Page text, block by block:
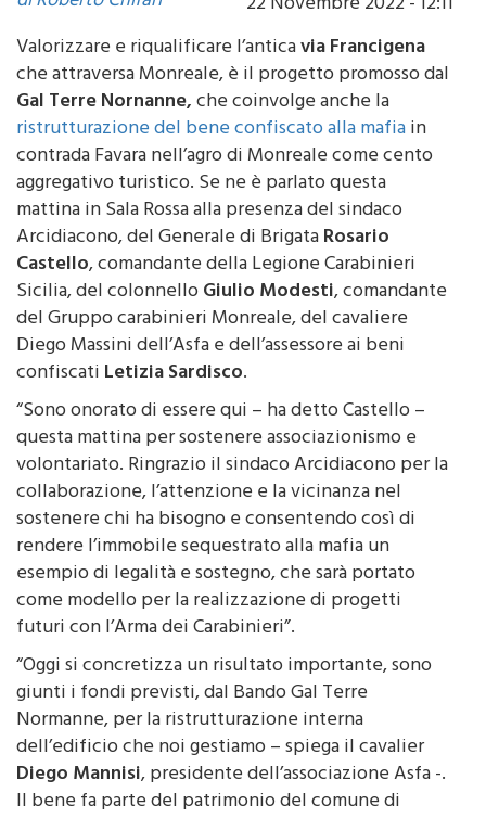
Valorizzare e riqualificare l’anticavia Francigena
che attraversa Monreale, è il progetto promosso dal
Gal Terre Nornanne,che coinvolge anche la
ristrutturazione del bene confiscato alla mafia
contrada Favara nell’agro di Monreale come cento
aggregativo turistico. Se ne è parlato questa
mattina in Sala Rossa alla presenza del sindaco
Arcidiacono, del Generale di BrigataRosario
Castello, comandante della Legione Carabinieri
Sicilia, del colonnelloGiulio Modesti, comandante
del Gruppo carabinieri Monreale, del cavaliere
Diego Massini dell’Asfa e dell’assessore ai beni
confiscatiLetizia Sardisco.
“Sono onorato di essere qui – ha detto Castello –
questa mattina per sostenere associazionismo e
volontariato. Ringrazio il sindaco Arcidiacono per la
collaborazione, l’attenzione e la vicinanza nel
sostenere chi ha bisogno e consentendo così di
rendere l’immobile sequestrato alla mafia un
esempio di legalità e sostegno, che sarà portato
come modello per la realizzazione di progetti
futuri con l’Arma dei Carabinieri”.
“Oggi si concretizza un risultato importante, sono
giunti i fondi previsti, dal Bando Gal Terre
Normanne, per la ristrutturazione interna
dell’edificio che noi gestiamo – spiega il cavalier
Diego Mannisi, presidente dell’associazione Asfa -.
Il bene fa parte del patrimonio del comune di
Monreale, per noi è un doveroso ringraziamento a